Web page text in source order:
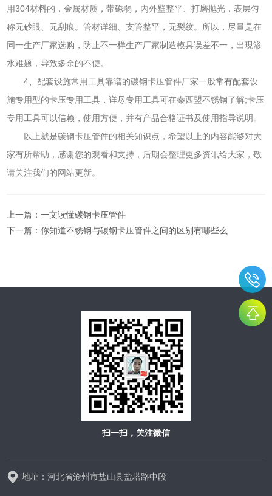
用304材料的，金属材质，带磁弱，內外壁整平、打磨抛光，表层匀
称无砂眼、无刮痕。管材详细、支管整平，无裂纹。所以，尽量是在
同一生产厂家选购，防止不一样生产厂家制造模具误差不一，出現渗
水难题，导致多余的不便。
4、配套设施常用工具靠谱的碳钢卡压管件厂家一般常有配套设
施专用型的卡压专用工具，详尽专用工具可在秦西盟不锈钢了解;卡压
专用工具可以信赖，使用方便，并有产品合格证书及使用指导说明。
以上就是碳钢卡压管件的相关知识点，希望以上的内容能够对大
家有所帮助，感谢您的观看和支持，后期会整理更多资讯给大家，敬
请关注我们的网站更新。
上一篇：一文读懂碳钢卡压管件
下一篇：你知道不锈钢与碳钢卡压管件之间的区别有哪些么
扫一扫，关注微信
地址：河北省沧州市盐山县盐塔路中段